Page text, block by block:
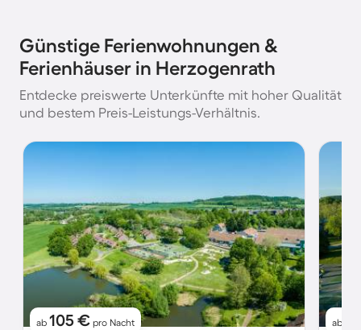
Günstige Ferienwohnungen &
Ferienhäuser in Herzogenrath
Entdecke preiswerte Unterkünfte mit hoher Qualität
und bestem Preis-Leistungs-Verhältnis.
ab 105 € pro Nacht ab